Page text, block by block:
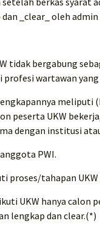
_clear_ oleh admin
tidak bergabung
profesi wartawan yang
meliputi
peserta UKW
dengan institusi
PWI.
proses/tahapan
UKW hanya calon
lengkap dan clear.(*)